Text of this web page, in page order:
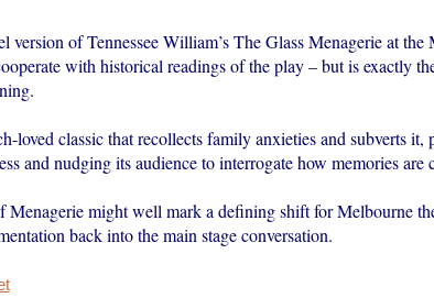
version of Tennessee William’s The Glass Menagerie at the
with historical readings of the play – but is exactly
loved classic that recollects family anxieties and subverts it,
and nudging its audience to interrogate how memories are
Menagerie might well mark a defining shift for Melbourne
back into the main stage conversation.